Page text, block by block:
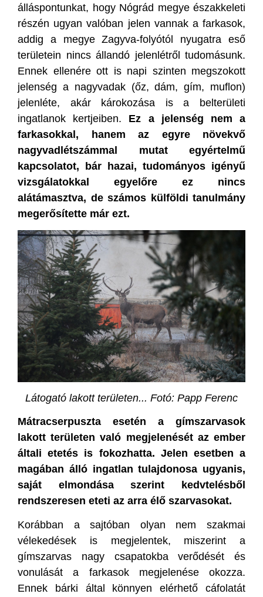
álláspontunkat, hogy Nógrád megye északkeleti
részén ugyan valóban jelen vannak a farkasok,
addig a megye Zagyva-folyótól nyugatra eső
területein nincs állandó jelenlétről tudomásunk.
Ennek ellenére ott is napi szinten megszokott
jelenség a nagyvadak (őz, dám, gím, muflon)
jelenléte, akár károkozása is a belterületi
ingatlanok kertjeiben. Ez a jelenség nem a
farkasokkal, hanem az egyre növekvő
nagyvadlétszámmal mutat egyértelmű
kapcsolatot, bár hazai, tudományos igényű
vizsgálatokkal egyelőre ez nincs
alátámasztva, de számos külföldi tanulmány
megerősítette már ezt.
Látogató lakott területen... Fotó: Papp Ferenc
Mátracserpuszta esetén a gímszarvasok
lakott területen való megjelenését az ember
általi etetés is fokozhatta. Jelen esetben a
magában álló ingatlan tulajdonosa ugyanis,
saját elmondása szerint kedvtelésből
rendszeresen eteti az arra élő szarvasokat.
Korábban a sajtóban olyan nem szakmai
vélekedések is megjelentek, miszerint a
gímszarvas nagy csapatokba verődését és
vonulását a farkasok megjelenése okozza.
Ennek bárki által könnyen elérhető cáfolatát